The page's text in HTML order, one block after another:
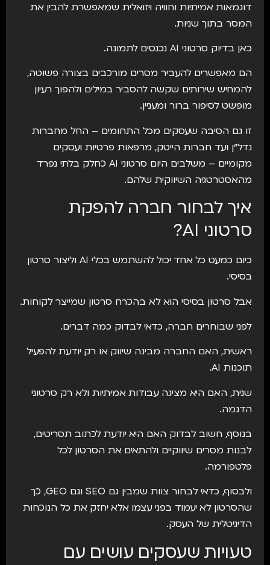
דוגמאות אמיתיות וחוויה ויזואלית שמאפשרת להבין את
המסר בתוך שניות.
כאן בדיוק סרטוני AI נכנסים לתמונה.
הם מאפשרים להעביר מסרים מורכבים בצורה פשוטה,
להמחיש שירותים שקשה להסביר במילים ולהפוך רעיון
מופשט לסיפור ברור ומעניין.
זו גם הסיבה שעסקים מכל התחומים – החל מחברות
נדל״ן ועד חברות הייטק, מרפאות פרטיות ועסקים
מקומיים – משלבים היום סרטוני AI כחלק בלתי נפרד
מהאסטרטגיה השיווקית שלהם.
איך לבחור חברה להפקת
סרטוני AI?
כיום כמעט כל אחד יכול להשתמש בכלי AI וליצור סרטון
בסיסי.
אבל סרטון בסיסי הוא לא בהכרח סרטון שמייצר לקוחות.
לפני שבוחרים חברה, כדאי לבדוק כמה דברים.
ראשית, האם החברה מבינה שיווק או רק יודעת להפעיל
תוכנות AI.
שנית, האם היא מציגה עבודות אמיתיות ולא רק סרטוני
הדגמה.
בנוסף, חשוב לבדוק האם היא יודעת לכתוב תסריטים,
לבנות מסרים שיווקיים ולהתאים את הסרטון לכל
פלטפורמה.
ולבסוף, כדאי לבחור צוות שמבין גם SEO וגם GEO, כך
שהסרטון לא יעמוד בפני עצמו אלא יחזק את כל הנוכחות
הדיגיטלית של העסק.
טעויות שעסקים עושים עם